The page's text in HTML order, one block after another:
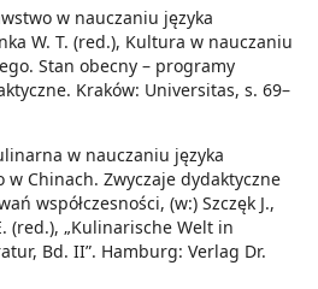
w nauczaniu języka
W. T. (red.), Kultura w nauczaniu
Stan obecny – programy
Kraków: Universitas, s. 69–
w nauczaniu języka
Chinach. Zwyczaje dydaktyczne
współczesności, (w:) Szczęk J.,
(red.), „Kulinarische Welt in
Bd. II”. Hamburg: Verlag Dr.